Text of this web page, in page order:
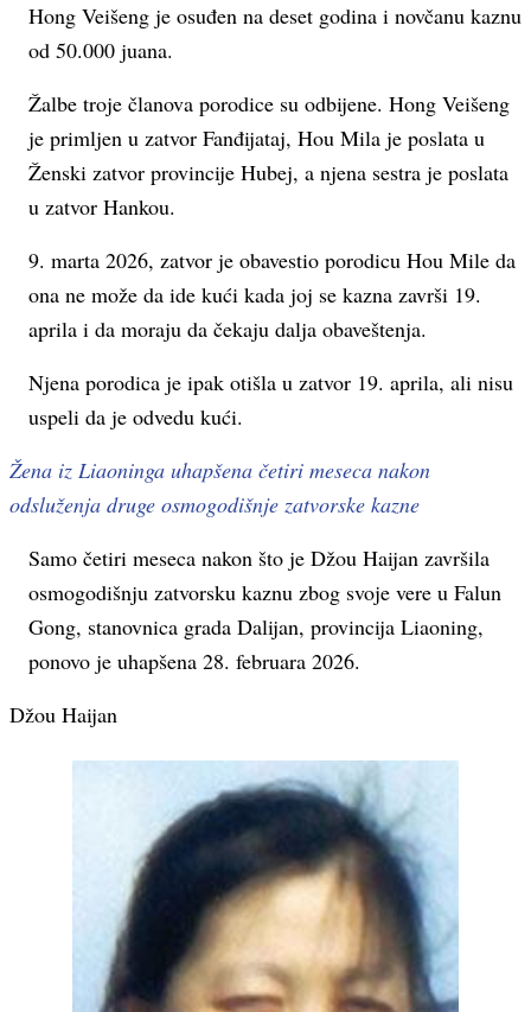
Hong Veišeng je osuđen na deset godina i novčanu kaznu
od 50.000 juana.
Žalbe troje članova porodice su odbijene. Hong Veišeng
je primljen u zatvor Fanđijataj, Hou Mila je poslata u
Ženski zatvor provincije Hubej, a njena sestra je poslata
u zatvor Hankou.
9. marta 2026, zatvor je obavestio porodicu Hou Mile da
ona ne može da ide kući kada joj se kazna završi 19.
aprila i da moraju da čekaju dalja obaveštenja.
Njena porodica je ipak otišla u zatvor 19. aprila, ali nisu
uspeli da je odvedu kući.
Žena iz Liaoninga uhapšena četiri meseca nakon
odsluženja druge osmogodišnje zatvorske kazne
Samo četiri meseca nakon što je Džou Haijan završila
osmogodišnju zatvorsku kaznu zbog svoje vere u Falun
Gong, stanovnica grada Dalijan, provincija Liaoning,
ponovo je uhapšena 28. februara 2026.
Džou Haijan